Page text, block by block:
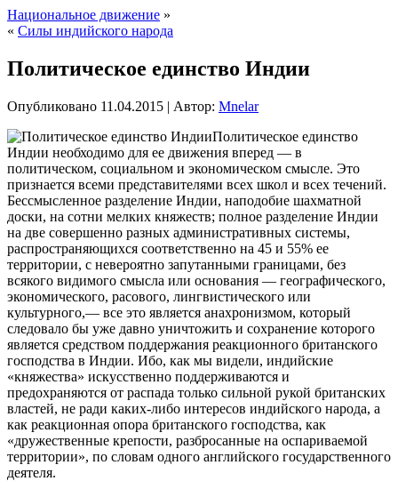
Национальное движение »
« Силы индийского народа
Политическое единство Индии
Опубликовано 11.04.2015 | Автор: Mnelar
Политическое единство
Индии необходимо для ее движения вперед — в
политическом, социальном и экономическом смысле. Это
признается всеми представителями всех школ и всех течений.
Бессмысленное разделение Индии, наподобие шахматной
доски, на сотни мелких княжеств; полное разделение Индии
на две совершенно разных административных системы,
распространяющихся соответственно на 45 и 55% ее
территории, с невероятно запутанными границами, без
всякого видимого смысла или основания — географического,
экономического, расового, лингвистического или
культурного,— все это является анахронизмом, который
следовало бы уже давно уничтожить и сохранение которого
является средством поддержания реакционного британского
господства в Индии. Ибо, как мы видели, индийские
«княжества» искусственно поддерживаются и
предохраняются от распада только сильной рукой британских
властей, не ради каких-либо интересов индийского народа, а
как реакционная опора британского господства, как
«дружественные крепости, разбросанные на оспариваемой
территории», по словам одного английского государственного
деятеля.